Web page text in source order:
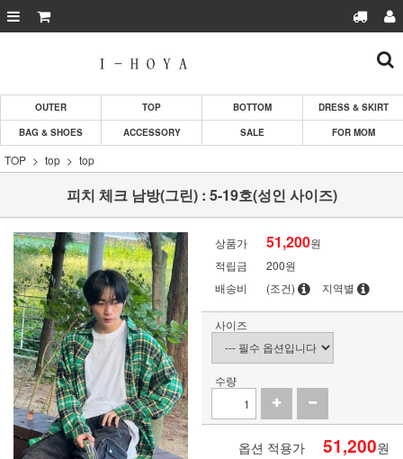
OUTER TOP BOTTOM
DRESS & SKIRT
BAG & SHOES
ACCESSORY SALE FOR MOM
TOP top top
피치 체크 남방(그린) : 5-19호(성인 사이즈)
상품가 51,200원
적립금
200원
배송비
(조건) 지역별
사이즈
수량
옵션 적용가 51,200원